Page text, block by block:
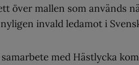
över mallen som används
invald ledamot i
med Hästlycka